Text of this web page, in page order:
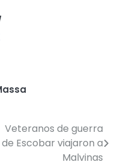
Veteranos de guerra
de Escobar viajaron a
Malvinas